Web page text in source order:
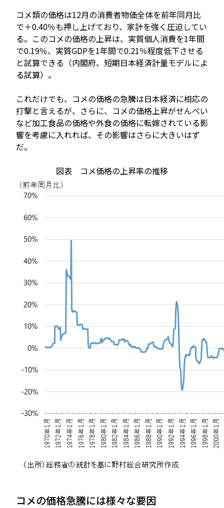
コメ類の価格は12月の消費者物価全体を前年同月比
で＋0.40％も押し上げており、家計を強く圧迫してい
る。このコメの価格の上昇は、実質個人消費を1年間
で0.19％、実質GDPを1年間で0.21％程度低下させる
と試算できる（内閣府、短期日本経済計量モデルによ
る試算）。
これだけでも、コメの価格の急騰は日本経済に相応の
打撃と言えるが、さらに、コメの価格上昇がせんべい
など加工食品の価格や外食の価格に転嫁されている影
響を考慮に入れれば、その影響はさらに大きいはず
だ。
図表 コメ価格の上昇率の推移
コメの価格急騰には様々な要因